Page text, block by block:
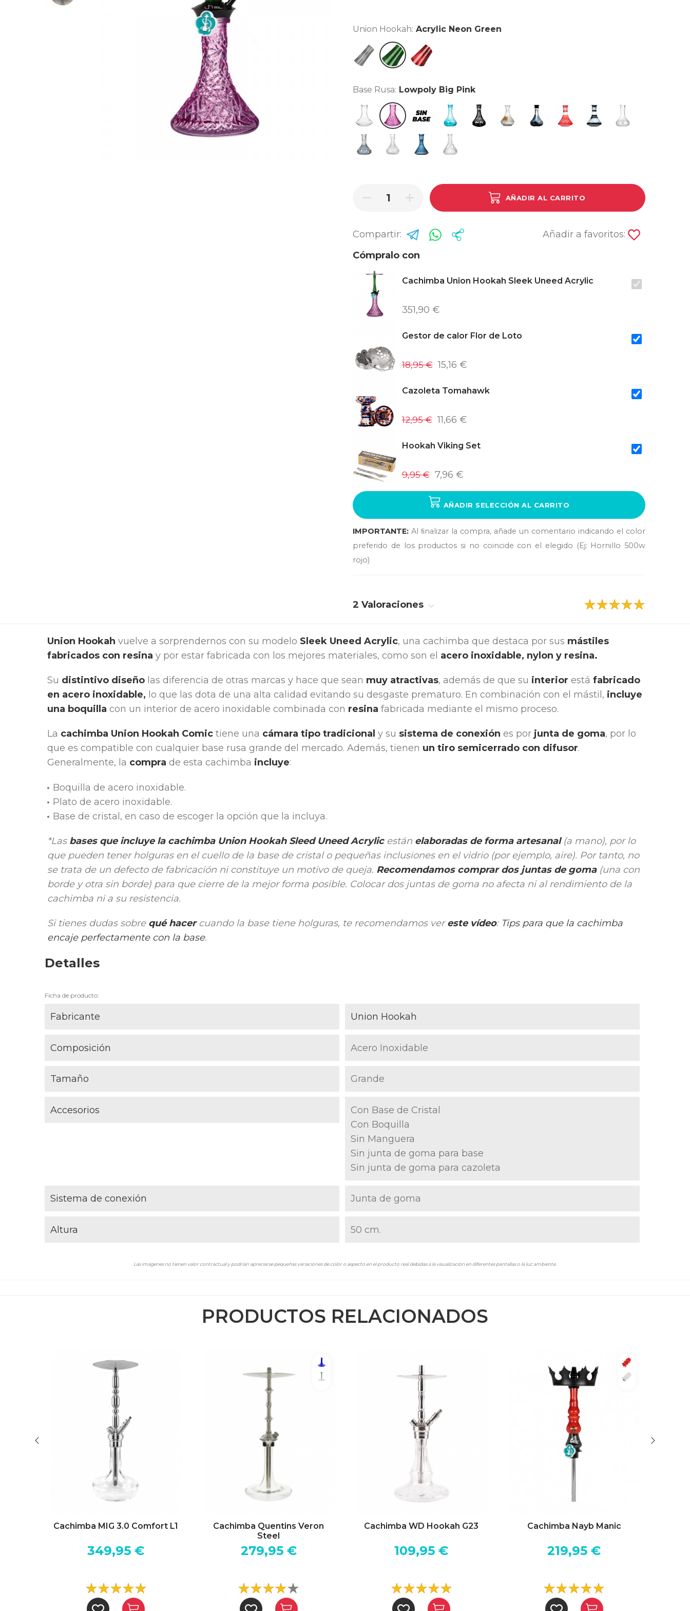
Union Hookah: Acrylic Neon Green
Acrylic GreyAcrylic Neon Green
Acrylic Red
Base Rusa: Lowpoly Big Pink
Clear Lowpoly Big Pink
Sin base Big Glass P-turquoise
Big Glass N Black
EgyptianFrozen BlackTallada RojaTallada NegraGota de Agua
Imperial Ahumada
Imperial ClearCrystal BlueNexa Clear
AÑADIR AL CARRITO
Compartir:
Añadir a favoritos:
Cómpralo con
Cachimba Union Hookah Sleek Uneed Acrylic
351,90 €
Gestor de calor Flor de Loto
18,95 € 15,16 €
Cazoleta Tomahawk
12,95 € 11,66 €
Hookah Viking Set
9,95 € 7,96 €
AÑADIR SELECCIÓN AL CARRITO
IMPORTANTE: Al ﬁnalizar la compra, añade un comentario indicando el color
preferido de los productos si no coincide con el elegido (Ej: Hornillo 500w
rojo)
2 Valoraciones
Union Hookah vuelve a sorprendernos con su modelo Sleek Uneed Acrylic, una cachimba que destaca por sus mástiles
fabricados con resina y por estar fabricada con los mejores materiales, como son el acero inoxidable, nylon y resina.
Su distintivo diseño las diferencia de otras marcas y hace que sean muy atractivas, además de que su interior está fabricado
en acero inoxidable, lo que las dota de una alta calidad evitando su desgaste prematuro. En combinación con el mástil, incluye
una boquilla con un interior de acero inoxidable combinada con resina fabricada mediante el mismo proceso.
La cachimba Union Hookah Comic tiene una cámara tipo tradicional y su sistema de conexión es por junta de goma, por lo
que es compatible con cualquier base rusa grande del mercado. Además, tienen un tiro semicerrado con difusor.
Generalmente, la compra de esta cachimba incluye:
Boquilla de acero inoxidable.
Plato de acero inoxidable.
Base de cristal, en caso de escoger la opción que la incluya.
*Las bases que incluye la cachimba Union Hookah Sleed Uneed Acrylic están elaboradas de forma artesanal(a mano), por lo
que pueden tener holguras en el cuello de la base de cristal o pequeñas inclusiones en el vidrio (por ejemplo, aire). Por tanto, no
se trata de un defecto de fabricación ni constituye un motivo de queja. Recomendamos comprar dos juntas de goma(una con
borde y otra sin borde) para que cierre de la mejor forma posible. Colocar dos juntas de goma no afecta ni al rendimiento de la
cachimba ni a su resistencia.
Si tienes dudas sobre qué hacercuando la base tiene holguras, te recomendamos vereste vídeo: Tips para que la cachimba
encaje perfectamente con la base.
Detalles
Ficha de producto:
Fabricante Union Hookah
Composición Acero Inoxidable
Tamaño Grande
Accesorios
Con Base de Cristal
Con Boquilla
Sin Manguera
Sin junta de goma para base
Sin junta de goma para cazoleta
Sistema de conexión Junta de goma
Altura 50 cm.
Las imágenes no tienen valor contractual y podrían apreciarse pequeñas variaciones de color o aspecto en el producto real debidas a la visualización en diferentes pantallas o la luz ambiente.
PRODUCTOS RELACIONADOS
Cachimba MIG 3.0 Comfort L1
349,95 €
Shiny Blue
Clear
Cachimba Quentins Veron
Steel
279,95 €
Cachimba WD Hookah G23
109,95 €
Rojo
Blanco
Cachimba Nayb Manic
219,95 €